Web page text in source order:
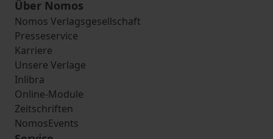
Über Nomos
Nomos Verlagsgesellschaft
Presseservice
Karriere
Unsere Verlage
Inlibra
Online-Module
Zeitschriften
NomosEvents